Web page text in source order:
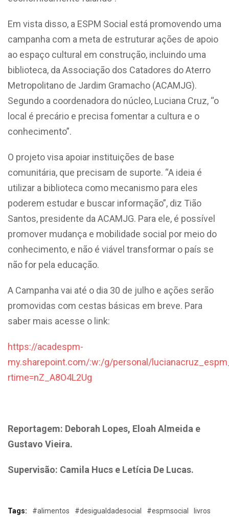
Em vista disso, a ESPM Social está promovendo uma
campanha com a meta de estruturar ações de apoio
ao espaço cultural em construção, incluindo uma
biblioteca, da Associação dos Catadores do Aterro
Metropolitano de Jardim Gramacho (ACAMJG).
Segundo a coordenadora do núcleo, Luciana Cruz, “o
local é precário e precisa fomentar a cultura e o
conhecimento”.
O projeto visa apoiar instituições de base
comunitária, que precisam de suporte. “A ideia é
utilizar a biblioteca como mecanismo para eles
poderem estudar e buscar informação”, diz Tião
Santos, presidente da ACAMJG. Para ele, é possível
promover mudança e mobilidade social por meio do
conhecimento, e não é viável transformar o país se
não for pela educação.
A Campanha vai até o dia 30 de julho e ações serão
promovidas com cestas básicas em breve. Para
saber mais acesse o link:
https://acadespm-
my.sharepoint.com/:w:/g/personal/
rtime=nZ_A8O4L2Ug
Reportagem: Deborah Lopes, Eloah Almeida e
Gustavo Vieira.
Supervisão: Camila Hucs e Letícia De Lucas.
Tags: #alimentos #desigualdadesocial #espmsocial livros